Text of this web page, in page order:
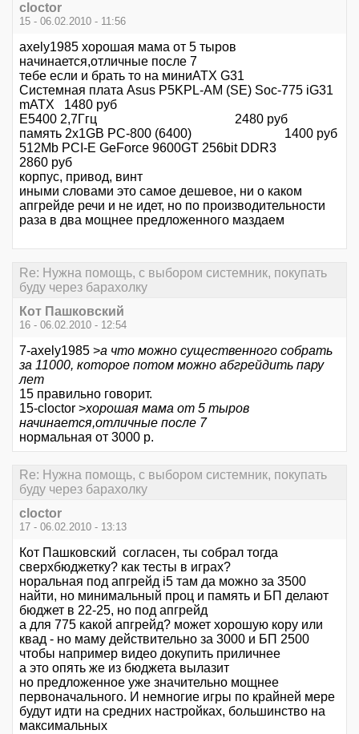
cloctor
15 - 06.02.2010 - 11:56
axely1985 хорошая мама от 5 тыров
начинается,отличные после 7
тебе если и брать то на миниАТХ G31
Системная плата Asus P5KPL-AM (SE) Soc-775 iG31
mATX 1480 руб
Е5400 2,7Ггц 2480 руб
память 2х1GB PC-800 (6400) 1400 руб
512Mb PCI-E GeForce 9600GT 256bit DDR3
2860 руб
корпус, привод, винт
иными словами это самое дешевое, ни о каком
апгрейде речи и не идет, но по производительности
раза в два мощнее предложенного маздаем
Re: Нужна помощь, с выбором системник, покупать
буду через барахолку
Кот Пашковский
16 - 06.02.2010 - 12:54
7-axely1985 >а что можно существенного собрать
за 11000, которое потом можно абгрейдить пару
лет
15 правильно говорит.
15-cloctor >хорошая мама от 5 тыров
начинается,отличные после 7
нормальная от 3000 р.
Re: Нужна помощь, с выбором системник, покупать
буду через барахолку
cloctor
17 - 06.02.2010 - 13:13
Кот Пашковский согласен, ты собрал тогда
сверхбюджетку? как тесты в играх?
норальная под апгрейд i5 там да можно за 3500
найти, но минимальный проц и память и БП делают
бюджет в 22-25, но под апгрейд
а для 775 какой апгрейд? может хорошую кору или
квад - но маму действительно за 3000 и БП 2500
чтобы например видео докупить приличнее
а это опять же из бюджета вылазит
но предложенное уже значительно мощнее
первоначального. И немногие игры по крайней мере
будут идти на средних настройках, большинство на
максимальных